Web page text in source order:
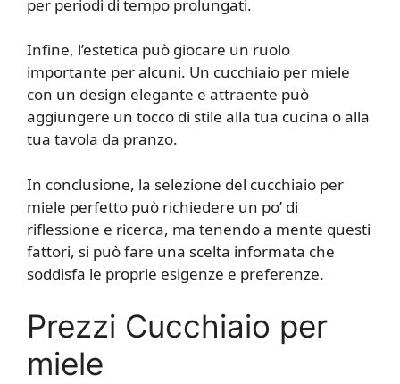
per periodi di tempo prolungati.
Infine, l’estetica può giocare un ruolo
importante per alcuni. Un cucchiaio per miele
con un design elegante e attraente può
aggiungere un tocco di stile alla tua cucina o alla
tua tavola da pranzo.
In conclusione, la selezione del cucchiaio per
miele perfetto può richiedere un po’ di
riflessione e ricerca, ma tenendo a mente questi
fattori, si può fare una scelta informata che
soddisfa le proprie esigenze e preferenze.
Prezzi Cucchiaio per
miele